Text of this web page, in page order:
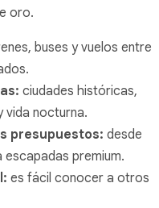
oro.
buses y vuelos entre
ciudades históricas,
vida nocturna.
presupuestos: desde
premium.
es fácil conocer a otros